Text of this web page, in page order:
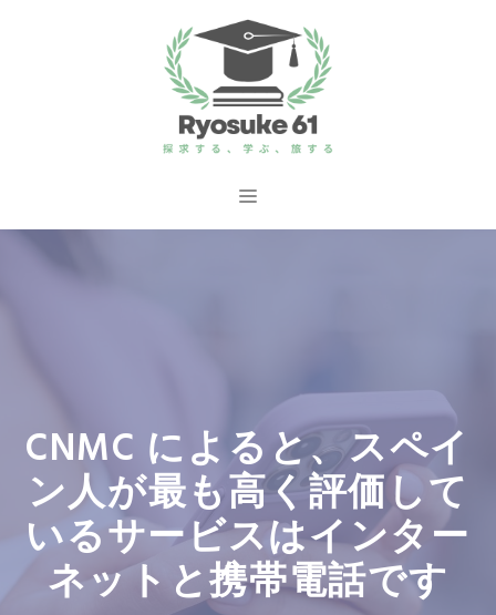
ス
メ
CNMC によると、スペイ
ン人が最も高く評価して
いるサービスはインター
ネットと携帯電話です